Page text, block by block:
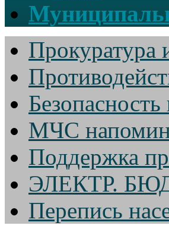
Прокуратура
Безопасность
МЧС
Поддержка
ЭЛЕКТР.
Перепись